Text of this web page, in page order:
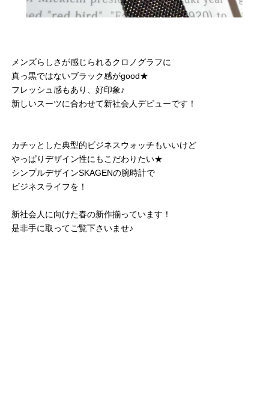
メンズらしさが感じられるクロノグラフに
真っ黒ではないブラック感がgood★
フレッシュ感もあり、好印象♪
新しいスーツに合わせて新社会人デビューです！
カチッとした典型的ビジネスウォッチもいいけど
やっぱりデザイン性にもこだわりたい★
シンプルデザインSKAGENの腕時計で
ビジネスライフを！
新社会人に向けた春の新作揃っています！
是非手に取ってご覧下さいませ♪